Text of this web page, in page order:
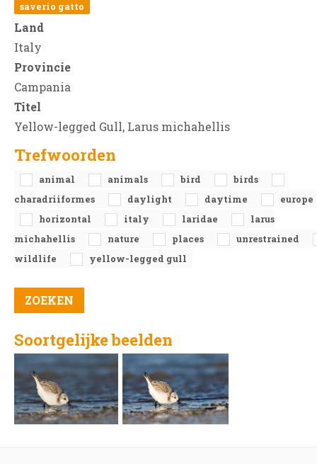
saverio gatto
Land
Italy
Provincie
Campania
Titel
Yellow-legged Gull, Larus michahellis
Trefwoorden
animal animals bird
birds
charadriiformes
daylight daytime
europe
horizontal
italy laridae
larus
michahellis
nature places
unrestrained
wildlife
yellow-legged gull
Soortgelijke beelden